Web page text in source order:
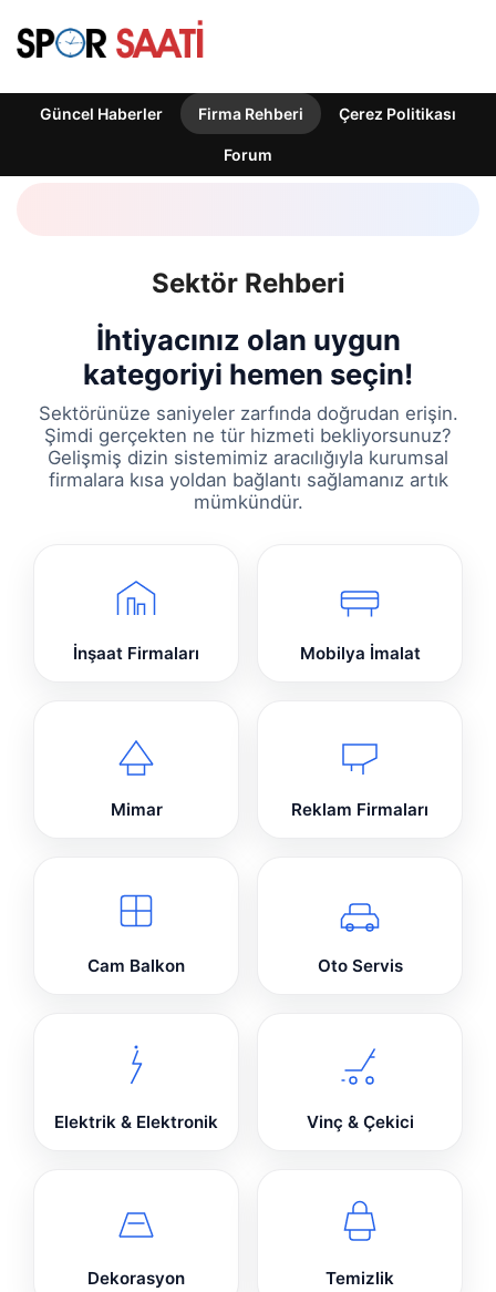
Güncel Haberler Firma Rehberi Çerez Politikası
Forum
Sektör Rehberi
İhtiyacınız olan uygun
kategoriyi hemen seçin!
Sektörünüze saniyeler zarfında doğrudan erişin.
Şimdi gerçekten ne tür hizmeti bekliyorsunuz?
Gelişmiş dizin sistemimiz aracılığıyla kurumsal
firmalara kısa yoldan bağlantı sağlamanız artık
mümkündür.
İnşaat Firmaları Mobilya İmalat
Mimar Reklam Firmaları
Cam Balkon Oto Servis
Elektrik & Elektronik Vinç & Çekici
Dekorasyon Temizlik